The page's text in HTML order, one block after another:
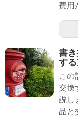
費用
書
す
この
交換
説し
品と